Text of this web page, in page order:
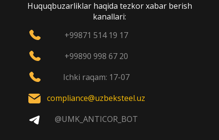
Huquqbuzarliklar haqida tezkor xabar berish
kanallari:
+99871 514 19 17
+99890 998 67 20
Ichki raqam: 17-07
compliance@uzbeksteel.uz
@UMK_ANTICOR_BOT